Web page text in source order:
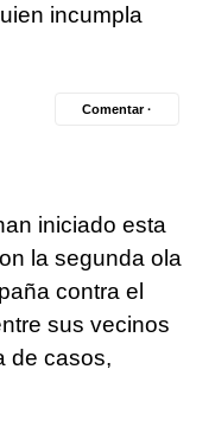
incumpla
Comentar ·
iniciado esta
la segunda ola
contra el
sus vecinos
de casos,